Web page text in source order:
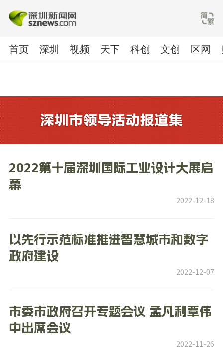
首页 深圳 视频 天下 科创 文创 区网
2022-12-18
2022第十届深圳国际工业设计大展启
幕
2022-12-07
以先行示范标准推进智慧城市和数字
政府建设
2022-11-26
市委市政府召开专题会议 孟凡利覃伟
中出席会议